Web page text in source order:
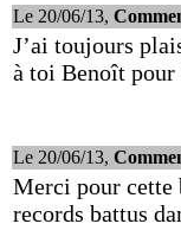
Le 20/06/13,
J’ai toujours
à toi Benoît pour
Le 20/06/13,
Merci pour cette
records battus